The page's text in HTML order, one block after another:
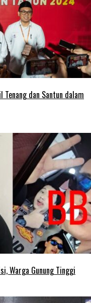
dan Santun dalam
Warga Gunung Tinggi